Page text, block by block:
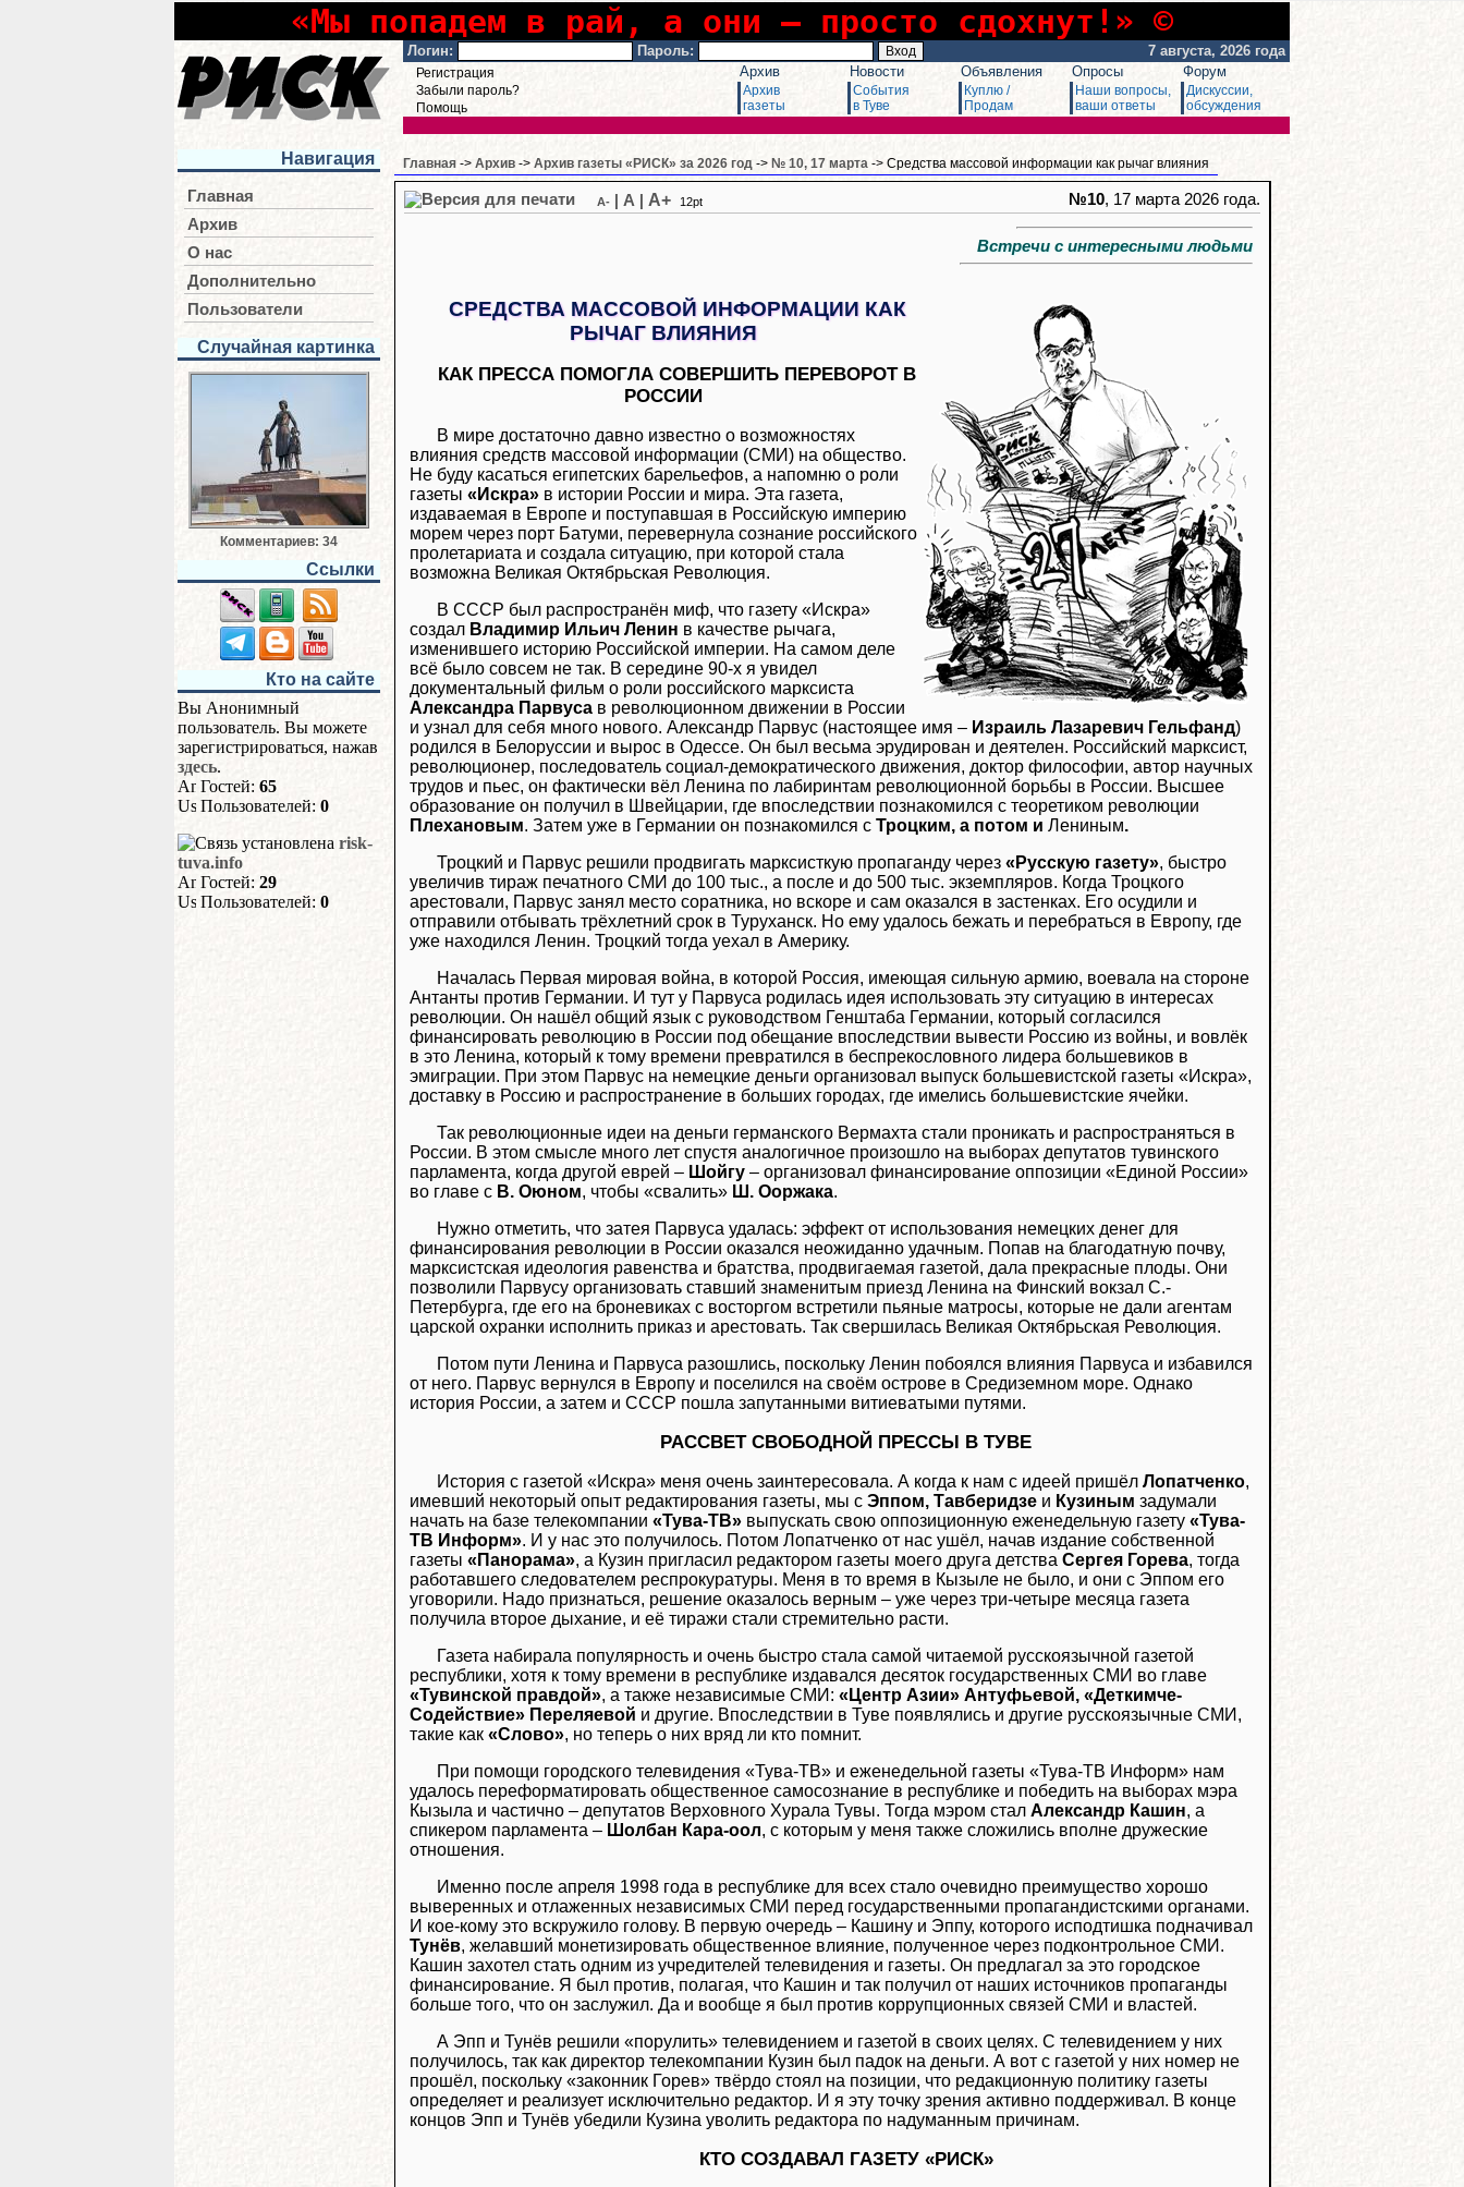
«Мы попадем в рай, а они – просто сдохнут!» ©
Логин: Пароль: 7 августа, 2026 года
Регистрация
Забыли пароль?
Помощь
Архив
Архив
газеты
Новости
События
в Туве
Объявления
Куплю /
Продам
Опросы
Наши вопросы,
ваши ответы
Форум
Дискуссии,
обсуждения
Навигация
Главная
Архив
О нас
Дополнительно
Пользователи
Случайная картинка
Комментариев: 34
Ссылки
Кто на сайте
Вы Анонимный
пользователь. Вы можете
зарегистрироваться, нажав
здесь.
Гостей: 65
Пользователей: 0
risk-
tuva.info
Гостей: 29
Пользователей: 0
Главная -> Архив -> Архив газеты «РИСК» за 2026 год -> № 10, 17 марта -> Средства массовой информации как рычаг влияния
A- A A+ 12pt №10, 17 марта 2026 года.
Встречи с интересными людьми
СРЕДСТВА МАССОВОЙ ИНФОРМАЦИИ КАК
РЫЧАГ ВЛИЯНИЯ
КАК ПРЕССА ПОМОГЛА СОВЕРШИТЬ ПЕРЕВОРОТ В
РОССИИ
В мире достаточно давно известно о возможностях
влияния средств массовой информации (СМИ) на общество.
Не буду касаться египетских барельефов, а напомню о роли
газеты «Искра» в истории России и мира. Эта газета,
издаваемая в Европе и поступавшая в Российскую империю
морем через порт Батуми, перевернула сознание российского
пролетариата и создала ситуацию, при которой стала
возможна Великая Октябрьская Революция.
В СССР был распространён миф, что газету «Искра»
создал Владимир Ильич Ленин в качестве рычага,
изменившего историю Российской империи. На самом деле
всё было совсем не так. В середине 90-х я увидел
документальный фильм о роли российского марксиста
Александра Парвуса в революционном движении в России
и узнал для себя много нового. Александр Парвус (настоящее имя – Израиль Лазаревич Гельфанд)
родился в Белоруссии и вырос в Одессе. Он был весьма эрудирован и деятелен. Российский марксист,
революционер, последователь социал-демократического движения, доктор философии, автор научных
трудов и пьес, он фактически вёл Ленина по лабиринтам революционной борьбы в России. Высшее
образование он получил в Швейцарии, где впоследствии познакомился с теоретиком революции
Плехановым. Затем уже в Германии он познакомился с Троцким, а потом и Лениным.
Троцкий и Парвус решили продвигать марксисткую пропаганду через «Русскую газету», быстро
увеличив тираж печатного СМИ до 100 тыс., а после и до 500 тыс. экземпляров. Когда Троцкого
арестовали, Парвус занял место соратника, но вскоре и сам оказался в застенках. Его осудили и
отправили отбывать трёхлетний срок в Туруханск. Но ему удалось бежать и перебраться в Европу, где
уже находился Ленин. Троцкий тогда уехал в Америку.
Началась Первая мировая война, в которой Россия, имеющая сильную армию, воевала на стороне
Антанты против Германии. И тут у Парвуса родилась идея использовать эту ситуацию в интересах
революции. Он нашёл общий язык с руководством Генштаба Германии, который согласился
финансировать революцию в России под обещание впоследствии вывести Россию из войны, и вовлёк
в это Ленина, который к тому времени превратился в беспрекословного лидера большевиков в
эмиграции. При этом Парвус на немецкие деньги организовал выпуск большевистской газеты «Искра»,
доставку в Россию и распространение в больших городах, где имелись большевистские ячейки.
Так революционные идеи на деньги германского Вермахта стали проникать и распространяться в
России. В этом смысле много лет спустя аналогичное произошло на выборах депутатов тувинского
парламента, когда другой еврей – Шойгу – организовал финансирование оппозиции «Единой России»
во главе с В. Оюном, чтобы «свалить» Ш. Ооржака.
Нужно отметить, что затея Парвуса удалась: эффект от использования немецких денег для
финансирования революции в России оказался неожиданно удачным. Попав на благодатную почву,
марксистская идеология равенства и братства, продвигаемая газетой, дала прекрасные плоды. Они
позволили Парвусу организовать ставший знаменитым приезд Ленина на Финский вокзал С.-
Петербурга, где его на броневиках с восторгом встретили пьяные матросы, которые не дали агентам
царской охранки исполнить приказ и арестовать. Так свершилась Великая Октябрьская Революция.
Потом пути Ленина и Парвуса разошлись, поскольку Ленин побоялся влияния Парвуса и избавился
от него. Парвус вернулся в Европу и поселился на своём острове в Средиземном море. Однако
история России, а затем и СССР пошла запутанными витиеватыми путями.
РАССВЕТ СВОБОДНОЙ ПРЕССЫ В ТУВЕ
История с газетой «Искра» меня очень заинтересовала. А когда к нам с идеей пришёл Лопатченко,
имевший некоторый опыт редактирования газеты, мы с Эппом, Тавберидзе и Кузиным задумали
начать на базе телекомпании «Тува-ТВ» выпускать свою оппозиционную еженедельную газету «Тува-
ТВ Информ». И у нас это получилось. Потом Лопатченко от нас ушёл, начав издание собственной
газеты «Панорама», а Кузин пригласил редактором газеты моего друга детства Сергея Горева, тогда
работавшего следователем респрокуратуры. Меня в то время в Кызыле не было, и они с Эппом его
уговорили. Надо признаться, решение оказалось верным – уже через три-четыре месяца газета
получила второе дыхание, и её тиражи стали стремительно расти.
Газета набирала популярность и очень быстро стала самой читаемой русскоязычной газетой
республики, хотя к тому времени в республике издавался десяток государственных СМИ во главе
«Тувинской правдой», а также независимые СМИ: «Центр Азии» Антуфьевой, «Деткимче-
Содействие» Переляевой и другие. Впоследствии в Туве появлялись и другие русскоязычные СМИ,
такие как «Слово», но теперь о них вряд ли кто помнит.
При помощи городского телевидения «Тува-ТВ» и еженедельной газеты «Тува-ТВ Информ» нам
удалось переформатировать общественное самосознание в республике и победить на выборах мэра
Кызыла и частично – депутатов Верховного Хурала Тувы. Тогда мэром стал Александр Кашин, а
спикером парламента – Шолбан Кара-оол, с которым у меня также сложились вполне дружеские
отношения.
Именно после апреля 1998 года в республике для всех стало очевидно преимущество хорошо
выверенных и отлаженных независимых СМИ перед государственными пропагандистскими органами.
И кое-кому это вскружило голову. В первую очередь – Кашину и Эппу, которого исподтишка подначивал
Тунёв, желавший монетизировать общественное влияние, полученное через подконтрольное СМИ.
Кашин захотел стать одним из учредителей телевидения и газеты. Он предлагал за это городское
финансирование. Я был против, полагая, что Кашин и так получил от наших источников пропаганды
больше того, что он заслужил. Да и вообще я был против коррупционных связей СМИ и властей.
А Эпп и Тунёв решили «порулить» телевидением и газетой в своих целях. С телевидением у них
получилось, так как директор телекомпании Кузин был падок на деньги. А вот с газетой у них номер не
прошёл, поскольку «законник Горев» твёрдо стоял на позиции, что редакционную политику газеты
определяет и реализует исключительно редактор. И я эту точку зрения активно поддерживал. В конце
концов Эпп и Тунёв убедили Кузина уволить редактора по надуманным причинам.
КТО СОЗДАВАЛ ГАЗЕТУ «РИСК»